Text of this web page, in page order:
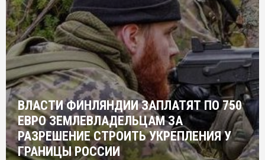
ВЛАСТИ ФИНЛЯНДИИ ЗАПЛАТЯТ ПО 750
ЕВРО ЗЕМЛЕВЛАДЕЛЬЦАМ ЗА
РАЗРЕШЕНИЕ СТРОИТЬ УКРЕПЛЕНИЯ У
ГРАНИЦЫ РОССИИ